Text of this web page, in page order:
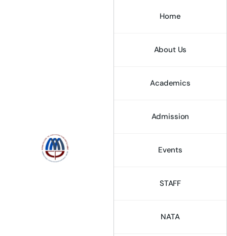
Home
About Us
Academics
Admission
Events
STAFF
NATA